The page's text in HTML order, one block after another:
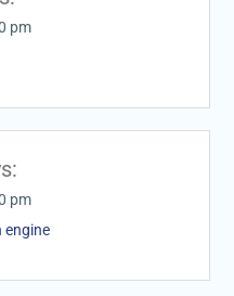
pm
pm
engine